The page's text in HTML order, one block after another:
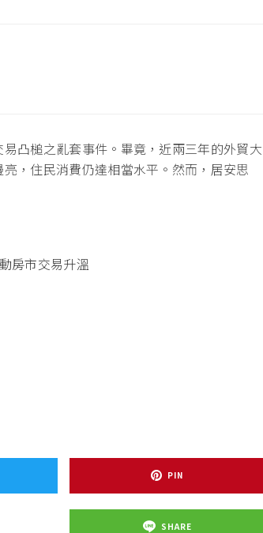
凸槌之亂套事件。畢竟，近兩三年的外貿大
，住民消費仍達相當水平。然而，居安思
房市交易升溫
PIN
SHARE